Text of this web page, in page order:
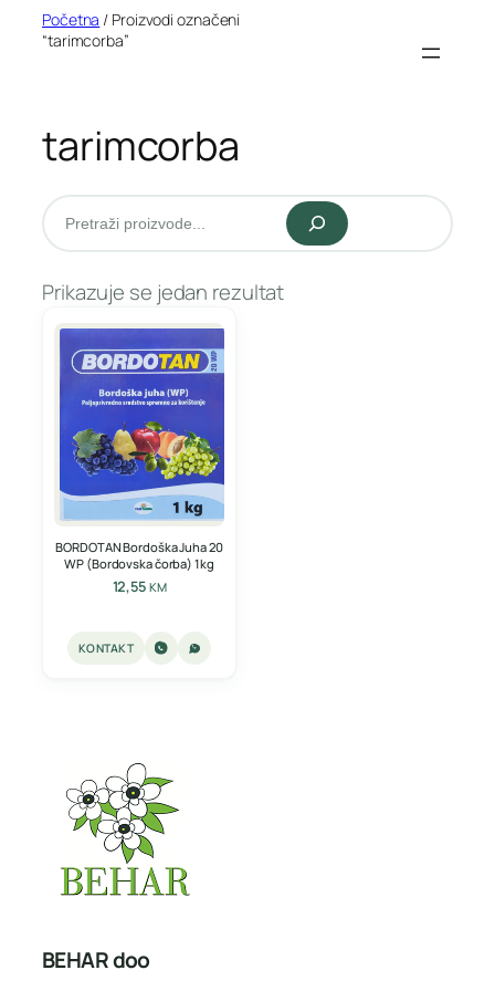
Početna / Proizvodi označeni
“tarimcorba”
tarimcorba
Pretraži
Prikazuje se jedan rezultat
BORDOTAN Bordoška Juha 20
WP (Bordovska čorba) 1kg
12,55 KM
KONTAKT
BEHAR doo